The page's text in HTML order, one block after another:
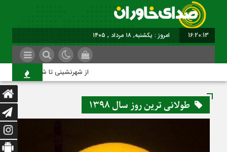
16:20:14 امروز : یکشنبه, ۱۸ مرداد , ۱۴۰۵
از شهرنشینی تا شهروندی
طولانی ترین روز سال 1398